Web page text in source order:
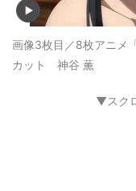
画像3枚目／8枚アニメ
カット 神谷 薫
▼スク